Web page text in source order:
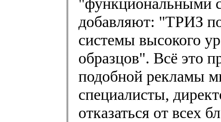
добавляют: "ТРИЗ
системы высокого
образцов". Всё это
подобной рекламы
специалисты,
отказаться от всех